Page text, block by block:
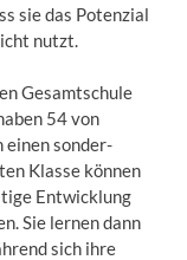
sie das Potenzial
nutzt.
Gesamtschule
54 von
einen sonder-
Klasse können
Entwicklung
Sie lernen dann
sich ihre